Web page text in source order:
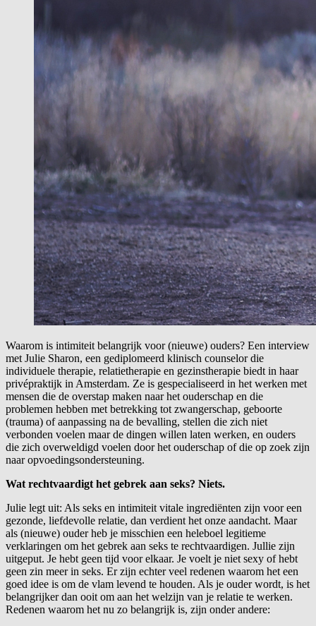
Waarom is intimiteit belangrijk voor (nieuwe) ouders? Een interview
met Julie Sharon, een gediplomeerd klinisch counselor die
individuele therapie, relatietherapie en gezinstherapie biedt in haar
privépraktijk in Amsterdam. Ze is gespecialiseerd in het werken met
mensen die de overstap maken naar het ouderschap en die
problemen hebben met betrekking tot zwangerschap, geboorte
(trauma) of aanpassing na de bevalling, stellen die zich niet
verbonden voelen maar de dingen willen laten werken, en ouders
die zich overweldigd voelen door het ouderschap of die op zoek zijn
naar opvoedingsondersteuning.
Wat rechtvaardigt het gebrek aan seks? Niets.
Julie legt uit: Als seks en intimiteit vitale ingrediënten zijn voor een
gezonde, liefdevolle relatie, dan verdient het onze aandacht. Maar
als (nieuwe) ouder heb je misschien een heleboel legitieme
verklaringen om het gebrek aan seks te rechtvaardigen. Jullie zijn
uitgeput. Je hebt geen tijd voor elkaar. Je voelt je niet sexy of hebt
geen zin meer in seks. Er zijn echter veel redenen waarom het een
goed idee is om de vlam levend te houden. Als je ouder wordt, is het
belangrijker dan ooit om aan het welzijn van je relatie te werken.
Redenen waarom het nu zo belangrijk is, zijn onder andere: